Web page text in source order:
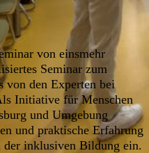
von einsmehr
Seminar zum
von den Experten bei
Initiative für Menschen
und Umgebung
und praktische Erfahrung
inklusiven Bildung ein.